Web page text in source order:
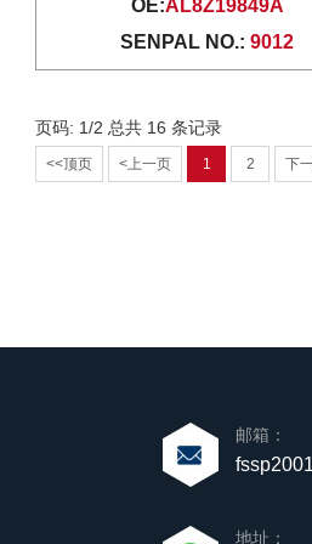
OE:AL8Z19849A
SENPAL NO.: 9012
页码: 1/2 总共 16 条记录
<<顶页 <上一页 1 2 下
邮箱：
地址：